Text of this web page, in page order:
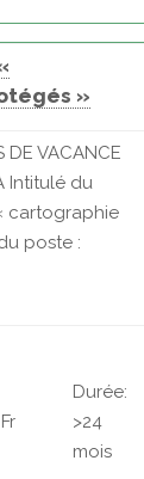
»
VACANCE
Intitulé du
cartographie
poste :
Fr
Durée:
>24
mois